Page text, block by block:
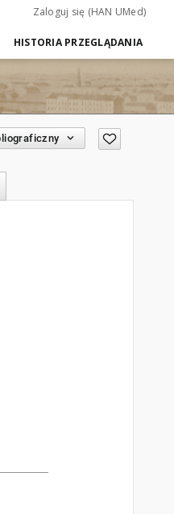
Zaloguj się (HAN UMed)
HISTORIA PRZEGLĄDANIA